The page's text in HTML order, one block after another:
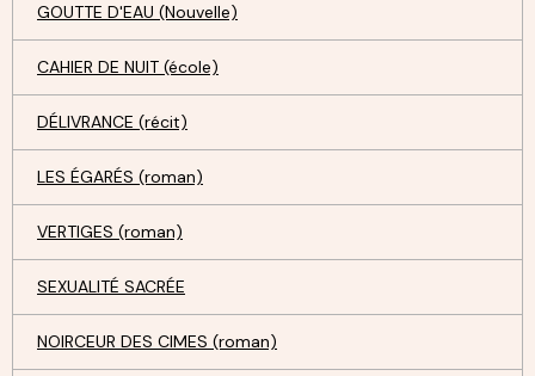
GOUTTE D'EAU (Nouvelle)
CAHIER DE NUIT (école)
DÉLIVRANCE (récit)
LES ÉGARÉS (roman)
VERTIGES (roman)
SEXUALITÉ SACRÉE
NOIRCEUR DES CIMES (roman)